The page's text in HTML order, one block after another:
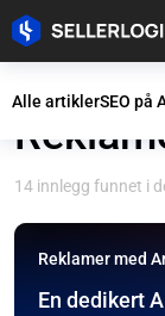
Alle artiklerSEO på
14 innlegg funnet i
Reklamer med
En dedikert